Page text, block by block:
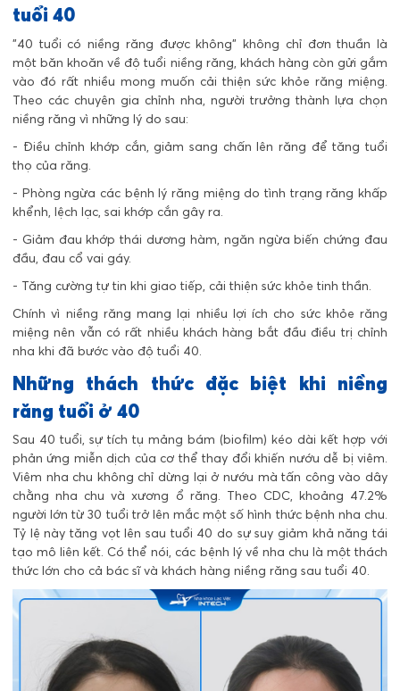
tuổi 40
"40 tuổi có niềng răng được không" không chỉ đơn thuần là
một băn khoăn về độ tuổi niềng răng, khách hàng còn gửi gắm
vào đó rất nhiều mong muốn cải thiện sức khỏe răng miệng.
Theo các chuyên gia chỉnh nha, người trưởng thành lựa chọn
niềng răng vì những lý do sau:
- Điều chỉnh khớp cắn, giảm sang chấn lên răng để tăng tuổi
thọ của răng.
- Phòng ngừa các bệnh lý răng miệng do tình trạng răng khấp
khểnh, lệch lạc, sai khớp cắn gây ra.
- Giảm đau khớp thái dương hàm, ngăn ngừa biến chứng đau
đầu, đau cổ vai gáy.
- Tăng cường tự tin khi giao tiếp, cải thiện sức khỏe tinh thần.
Chính vì niềng răng mang lại nhiều lợi ích cho sức khỏe răng
miệng nên vẫn có rất nhiều khách hàng bắt đầu điều trị chỉnh
nha khi đã bước vào độ tuổi 40.
Những thách thức đặc biệt khi niềng
răng tuổi ở 40
Sau 40 tuổi, sự tích tụ mảng bám (biofilm) kéo dài kết hợp với
phản ứng miễn dịch của cơ thể thay đổi khiến nướu dễ bị viêm.
Viêm nha chu không chỉ dừng lại ở nướu mà tấn công vào dây
chằng nha chu và xương ổ răng. Theo CDC, khoảng 47.2%
người lớn từ 30 tuổi trở lên mắc một số hình thức bệnh nha chu.
Tỷ lệ này tăng vọt lên sau tuổi 40 do sự suy giảm khả năng tái
tạo mô liên kết. Có thể nói, các bệnh lý về nha chu là một thách
thức lớn cho cả bác sĩ và khách hàng niềng răng sau tuổi 40.